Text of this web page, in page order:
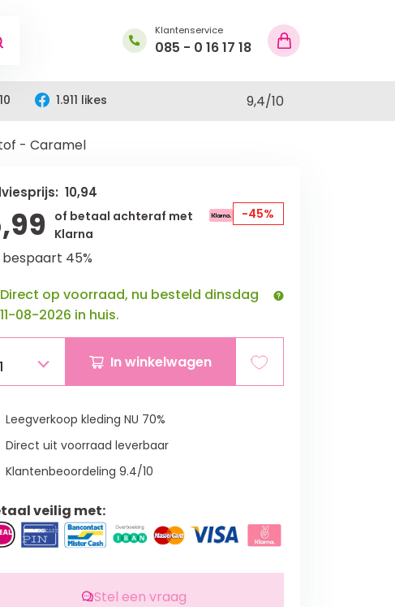
Klantenservice
085 - 0 16 17 18
1.911 likes 9,4/10
- Caramel
10,94
of betaal achteraf met
Klarna
-45%
45%
Direct op voorraad, nu besteld dinsdag
11-08-2026 in huis.
1 In winkelwagen
Leegverkoop kleding NU 70%
Direct uit voorraad leverbaar
Klantenbeoordeling 9.4/10
veilig met:
Stel een vraag